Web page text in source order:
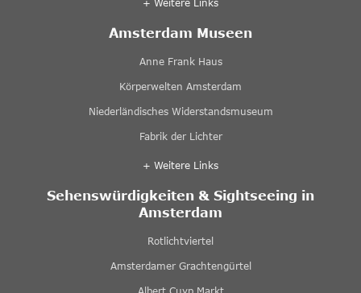
+ Weitere Links
Amsterdam Museen
Anne Frank Haus
Körperwelten Amsterdam
Niederländisches Widerstandsmuseum
Fabrik der Lichter
+ Weitere Links
Sehenswürdigkeiten & Sightseeing in
Amsterdam
Rotlichtviertel
Amsterdamer Grachtengürtel